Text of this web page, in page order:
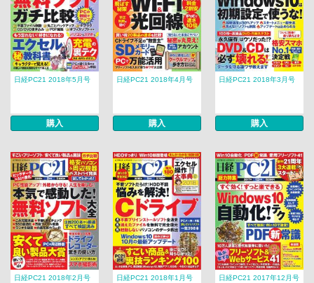
日経PC21 2018年5月号
購入
日経PC21 2018年4月号
購入
日経PC21 2018年3月号
購入
日経PC21 2018年2月号 日経PC21 2018年1月号 日経PC21 2017年12月号